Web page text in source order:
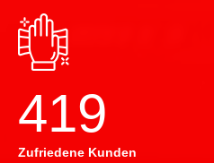
420
Zufriedene Kunden